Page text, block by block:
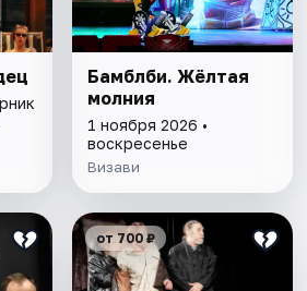
Бамблби. Жёлтая
молния
1 ноября 2026 •
воскресенье
Визави
от 700 ₽